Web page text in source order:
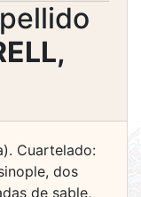
Cuartelado:
dos
de sable,